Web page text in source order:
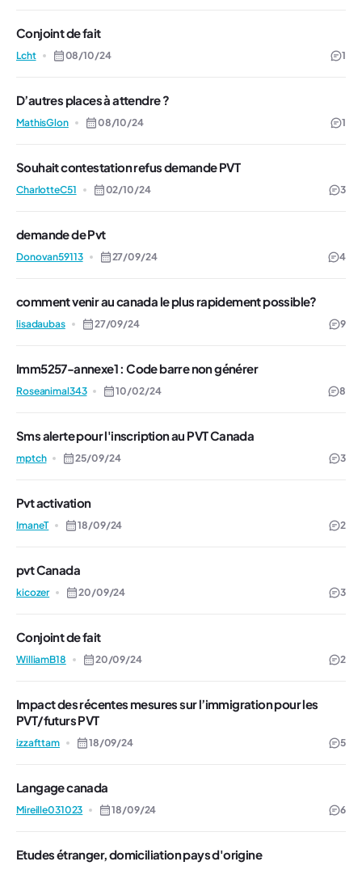
Conjoint de fait
Lcht 08/10/24 1
D’autres places à attendre ?
MathisGlon 08/10/24 1
Souhait contestation refus demande PVT
CharlotteC51 02/10/24 3
demande de Pvt
Donovan59113 27/09/24 4
comment venir au canada le plus rapidement possible?
lisadaubas 27/09/24 9
Imm5257-annexe1 : Code barre non générer
Roseanimal343 10/02/24 8
Sms alerte pour l'inscription au PVT Canada
mptch 25/09/24 3
Pvt activation
ImaneT 18/09/24 2
pvt Canada
kicozer 20/09/24 3
Conjoint de fait
WilliamB18 20/09/24 2
Impact des récentes mesures sur l’immigration pour les
PVT/futurs PVT
izzafttam 18/09/24 5
Langage canada
Mireille031023 18/09/24 6
Etudes étranger, domiciliation pays d'origine